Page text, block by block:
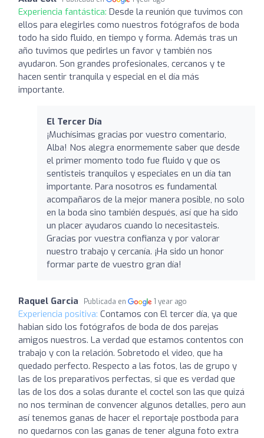
Experiencia fantástica: Desde la reunión que tuvimos con
ellos para elegirles como nuestros fotógrafos de boda
todo ha sido fluido, en tiempo y forma. Además tras un
año tuvimos que pedirles un favor y también nos
ayudaron. Son grandes profesionales, cercanos y te
hacen sentir tranquila y especial en el día más
importante.
El Tercer Día
¡Muchísimas gracias por vuestro comentario,
Alba! Nos alegra enormemente saber que desde
el primer momento todo fue fluido y que os
sentisteis tranquilos y especiales en un día tan
importante. Para nosotros es fundamental
acompañaros de la mejor manera posible, no solo
en la boda sino también después, así que ha sido
un placer ayudaros cuando lo necesitasteis.
Gracias por vuestra confianza y por valorar
nuestro trabajo y cercanía. ¡Ha sido un honor
formar parte de vuestro gran día!
Raquel Garcia Publicada en 1 year ago
Experiencia positiva: Contamos con El tercer día, ya que
habian sido los fotógrafos de boda de dos parejas
amigos nuestros. La verdad que estamos contentos con
trabajo y con la relación. Sobretodo el video, que ha
quedado perfecto. Respecto a las fotos, las de grupo y
las de los preparativos perfectas, si que es verdad que
las de los dos a solas durante el coctel son las que quizá
no nos terminan de convencer algunos detalles, pero aun
así tenemos ganas de hacer el reportaje postboda para
no quedarnos con las ganas de tener alguna foto extra